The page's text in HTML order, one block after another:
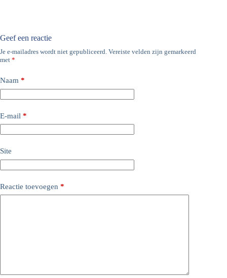
Geef een reactie
Je e-mailadres wordt niet gepubliceerd. Vereiste velden zijn gemarkeerd
met *
Naam *
E-mail *
Site
Reactie toevoegen *